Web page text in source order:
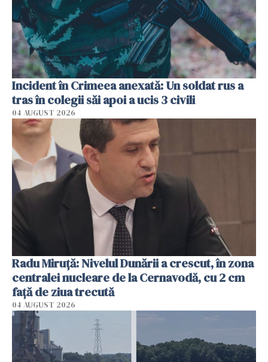
Incident în Crimeea anexată: Un soldat rus a
tras în colegii săi apoi a ucis 3 civili
04 AUGUST 2026
Radu Miruţă: Nivelul Dunării a crescut, în zona
centralei nucleare de la Cernavodă, cu 2 cm
faţă de ziua trecută
04 AUGUST 2026